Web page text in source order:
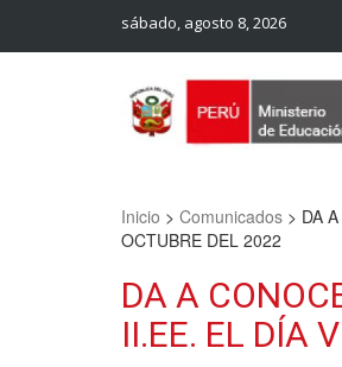
sábado, agosto 8, 2026
Inicio > Comunicados > DA
OCTUBRE DEL 2022
DA A
II.EE. EL DÍA